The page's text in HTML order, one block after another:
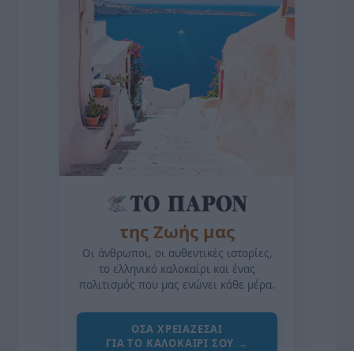
της Ζωής μας
Οι άνθρωποι, οι αυθεντικές ιστορίες,
το ελληνικό καλοκαίρι και ένας
πολιτισμός που μας ενώνει κάθε μέρα.
ΌΣΑ ΧΡΕΙΆΖΕΣΑΙ
ΓΙΑ ΤΟ ΚΑΛΟΚΑΊΡΙ ΣΟΥ →